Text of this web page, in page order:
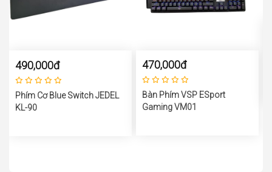
490,000đ
Phím Cơ Blue Switch JEDEL
KL-90
470,000đ
Bàn Phím VSP ESport
Gaming VM01